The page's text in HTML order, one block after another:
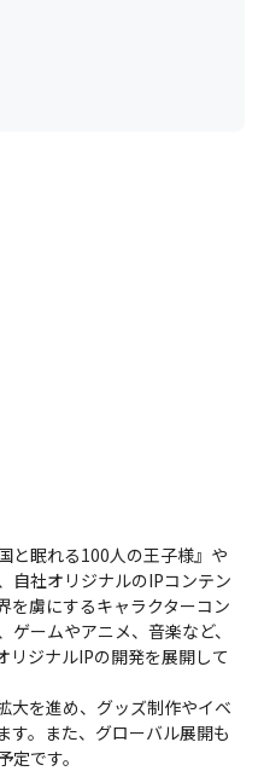
?p=5326
と眠れる100人の王子様』や
自社オリジナルのIPコンテン
を虜にするキャラクターコン
ームやアニメ、音楽など、
リジナルIPの開発を展開して
大を進め、グッズ制作やイベ
す。また、グローバル展開も
です。